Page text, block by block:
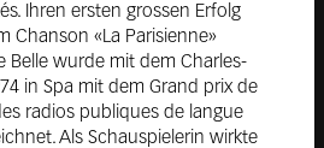
Ihren ersten grossen Erfolg
Chanson «La Parisienne»
Belle wurde mit dem Charles-
in Spa mit dem Grand prix de
radios publiques de langue
Als Schauspielerin wirkte